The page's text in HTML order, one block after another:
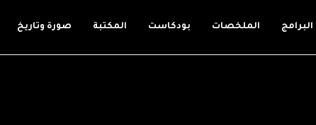
البرامج الملخصات بودكاست المكتبة صورة وتاريخ